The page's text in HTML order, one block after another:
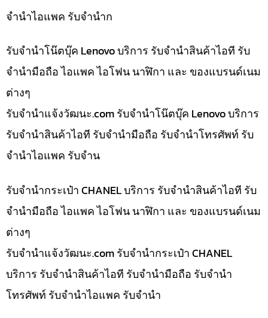
จำนำไอแพค รับจำนำก
รับจำนำโน๊ตบุ๊ค Lenovo บริการ รับจำนำสินค้าไอที รับ
จำนำมือถือ ไอแพค ไอโฟน นาฬิกา และ ของแบรนด์เนม
ต่างๆ
รับจํานําแจ้งวัฒนะ.com รับจำนำโน๊ตบุ๊ค Lenovo บริการ
รับจำนำสินค้าไอที รับจำนำมือถือ รับจำนำโทรศัพท์ รับ
จำนำไอแพค รับจำน
รับจำนำกระเป๋า CHANEL บริการ รับจำนำสินค้าไอที รับ
จำนำมือถือ ไอแพค ไอโฟน นาฬิกา และ ของแบรนด์เนม
ต่างๆ
รับจํานําแจ้งวัฒนะ.com รับจำนำกระเป๋า CHANEL
บริการ รับจำนำสินค้าไอที รับจำนำมือถือ รับจำนำ
โทรศัพท์ รับจำนำไอแพค รับจำนำ